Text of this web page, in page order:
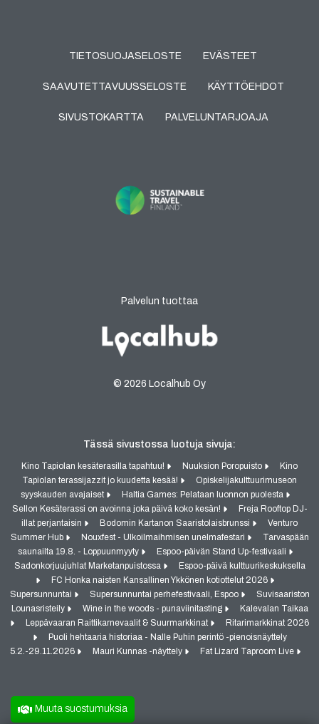
TIETOSUOJASELOSTE EVÄSTEET
SAAVUTETTAVUUSSELOSTE KÄYTTÖEHDOT
SIVUSTOKARTTA PALVELUNTARJOAJA
Palvelun tuottaa
© 2026 Localhub Oy
Tässä sivustossa luotuja sivuja:
Kino Tapiolan kesäterasilla tapahtuu! Nuuksion Poropuisto
Kino
Tapiolan terassijazzit jo kuudetta kesää!
Opiskelijakulttuurimuseon
syyskauden avajaiset
Haltia Games: Pelataan luonnon puolesta
Sellon Kesäterassi on avoinna joka päivä koko kesän!
Freja Rooftop DJ-
illat perjantaisin
Bodomin Kartanon Saaristolaisbrunssi
Venturo
Summer Hub
Nouxfest - Ulkoilmaihmisen unelmafestari
Tarvaspään
saunailta 19.8. - Loppuunmyyty
Espoo-päivän Stand Up-festivaali
Sadonkorjuujuhlat Marketanpuistossa
Espoo-päivä kulttuurikeskuksella
FC Honka naisten Kansallinen Ykkönen kotiottelut 2026
Supersunnuntai
Supersunnuntai perhefestivaali, Espoo
Suvisaariston
Lounasristeily
Wine in the woods - punaviinitasting
Kalevalan Taikaa
Leppävaaran Raittikarnevaalit & Suurmarkkinat
Ritarimarkkinat 2026
Puoli hehtaaria historiaa - Nalle Puhin perintö -pienoisnäyttely
5.2.-29.11.2026
Mauri Kunnas -näyttely Fat Lizard Taproom Live
Muuta suostumuksia